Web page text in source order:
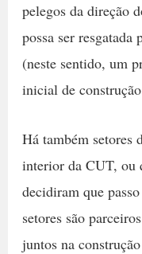
pelegos da direção
possa ser resgatada
(neste sentido, um
inicial de
Há também setores
interior da CUT, ou
decidiram que
setores são
juntos na